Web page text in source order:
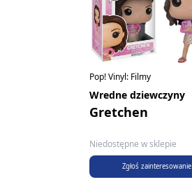
Pop! Vinyl: Filmy
Wredne dziewczyny
Gretchen
Niedostępne w sklepie
Zgłoś zainteresowanie